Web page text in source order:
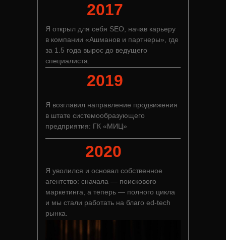
2017
Я открыл для себя SEO, начав карьеру
в компании «Ашманов и партнеры», где
за 1.5 года вырос до ведущего
специалиста.
2019
Я возглавил направление продвижения
в штате системообразующего
предприятия: ГК «МИЦ»
2020
Я уволился и основал собственное
агентство: сначала — поискового
маркетинга, а теперь — полного цикла
и мы стали работать на благо ed-tech
рынка.